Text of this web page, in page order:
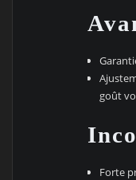
goût
Forte